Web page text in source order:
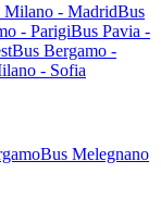
Milano - MadridBus
- ParigiBus Pavia -
Bus Bergamo -
- Sofia
Bus Melegnano